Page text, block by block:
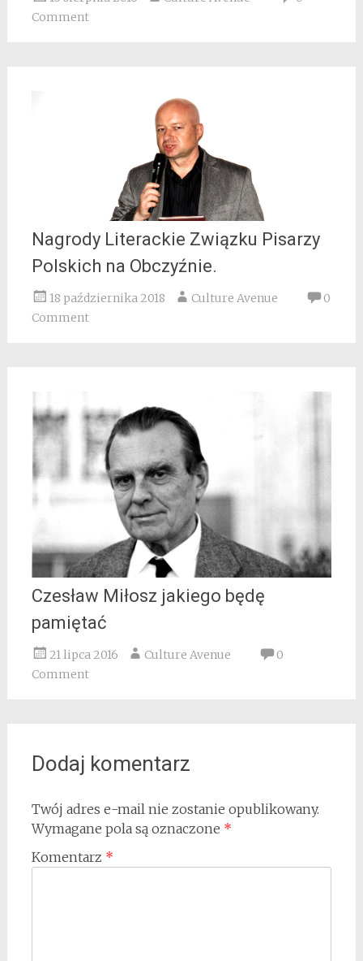
Comment
Nagrody Literackie Związku Pisarzy
Polskich na Obczyźnie.
18 października 2018 Culture Avenue
0
Comment
Czesław Miłosz jakiego będę
pamiętać
21 lipca 2016 Culture Avenue
0
Comment
Dodaj komentarz
Twój adres e-mail nie zostanie opublikowany.
Wymagane pola są oznaczone *
Komentarz *